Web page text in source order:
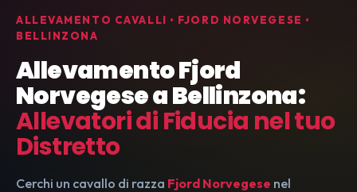
ALLEVAMENTO CAVALLI • FJORD NORVEGESE •
BELLINZONA
Allevamento Fjord
Norvegese a Bellinzona:
Allevatori di Fiducia nel tuo
Distretto
Cerchi un cavallo di razza Fjord Norvegese nel